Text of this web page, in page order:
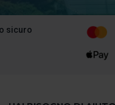
sicuro